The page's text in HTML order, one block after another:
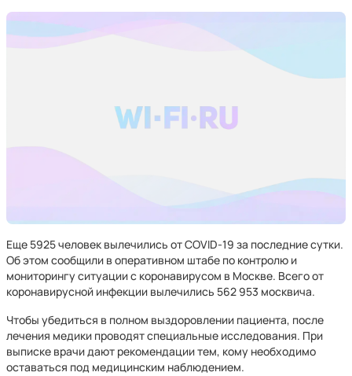
Еще 5925 человек вылечились от COVID-19 за последние сутки.
Об этом сообщили в оперативном штабе по контролю и
мониторингу ситуации с коронавирусом в Москве. Всего от
коронавирусной инфекции вылечились 562 953 москвича.
Чтобы убедиться в полном выздоровлении пациента, после
лечения медики проводят специальные исследования. При
выписке врачи дают рекомендации тем, кому необходимо
оставаться под медицинским наблюдением.